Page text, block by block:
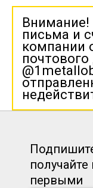
Внимание!
письма и
компании
первыми